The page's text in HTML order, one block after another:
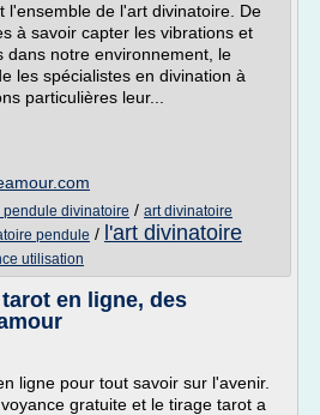
l'ensemble de l'art divinatoire. De
à savoir capter les vibrations et
dans notre environnement, le
les spécialistes en divination à
particulières leur...
pendule divinatoire / art divinatoire
pendule / l'art divinatoire
utilisation
en ligne, des
ligne pour tout savoir sur l'avenir.
gratuite et le tirage tarot a